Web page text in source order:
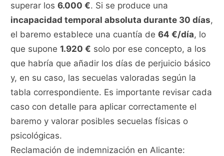
superar los6.000 €. Si se produce una
incapacidad temporal absoluta durante 30 días,
el baremo establece una cuantía de64 €/día, lo
que supone1.920 € solo por ese concepto, a los
que habría que añadir los días de perjuicio básico
y, en su caso, las secuelas valoradas según la
tabla correspondiente. Es importante revisar cada
caso con detalle para aplicar correctamente el
baremo y valorar posibles secuelas físicas o
psicológicas.
Reclamación de indemnización en Alicante: